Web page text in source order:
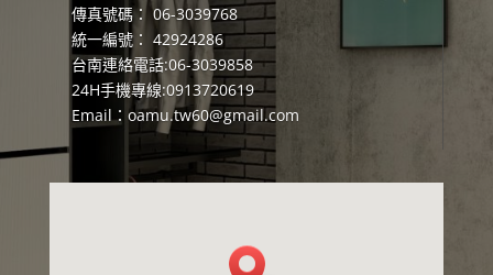
傳真號碼： 06-3039768
統一編號： 42924286
台南連絡電話:06-3039858
24H手機專線:0913720619
Email： oamu.tw60@gmail.com